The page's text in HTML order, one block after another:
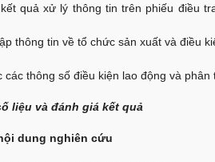
quả xử lý thông tin trên phiếu điều
thông tin về tổ chức sản xuất và điều
các thông số điều kiện lao động và phân
ố liệu và đánh giá kết quả
dung nghiên cứu